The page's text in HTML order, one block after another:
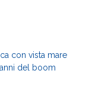
con vista mare
del boom